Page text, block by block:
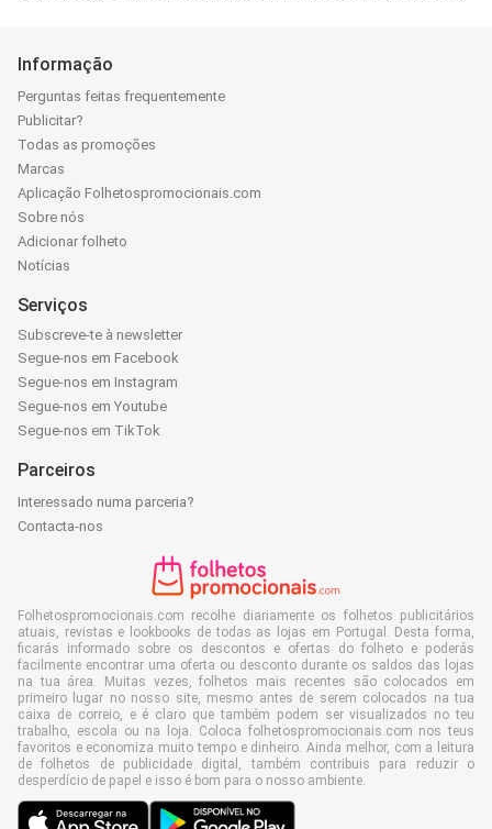
Informação
Perguntas feitas frequentemente
Publicitar?
Todas as promoções
Marcas
Aplicação Folhetospromocionais.com
Sobre nós
Adicionar folheto
Notícias
Serviços
Subscreve-te à newsletter
Segue-nos em Facebook
Segue-nos em Instagram
Segue-nos em Youtube
Segue-nos em TikTok
Parceiros
Interessado numa parceria?
Contacta-nos
Folhetospromocionais.com recolhe diariamente os folhetos publicitários
atuais, revistas e lookbooks de todas as lojas em Portugal. Desta forma,
ficarás informado sobre os descontos e ofertas do folheto e poderás
facilmente encontrar uma oferta ou desconto durante os saldos das lojas
na tua área. Muitas vezes, folhetos mais recentes são colocados em
primeiro lugar no nosso site, mesmo antes de serem colocados na tua
caixa de correio, e é claro que também podem ser visualizados no teu
trabalho, escola ou na loja. Coloca folhetospromocionais.com nos teus
favoritos e economiza muito tempo e dinheiro. Ainda melhor, com a leitura
de folhetos de publicidade digital, também contribuis para reduzir o
desperdício de papel e isso é bom para o nosso ambiente.